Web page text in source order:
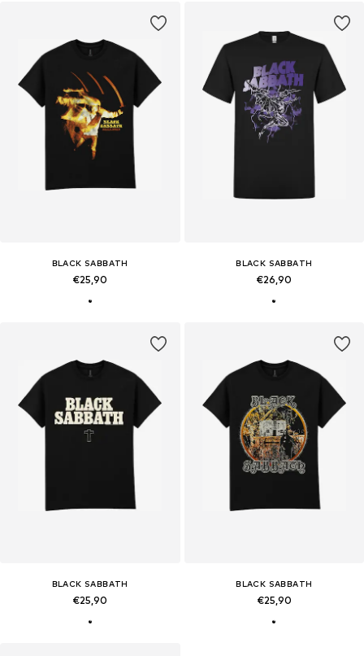
BLACK SABBATH
€25,90
BLACK SABBATH
€26,90
BLACK SABBATH
€25,90
BLACK SABBATH
€25,90